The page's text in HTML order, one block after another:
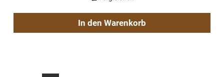
In den Warenkorb